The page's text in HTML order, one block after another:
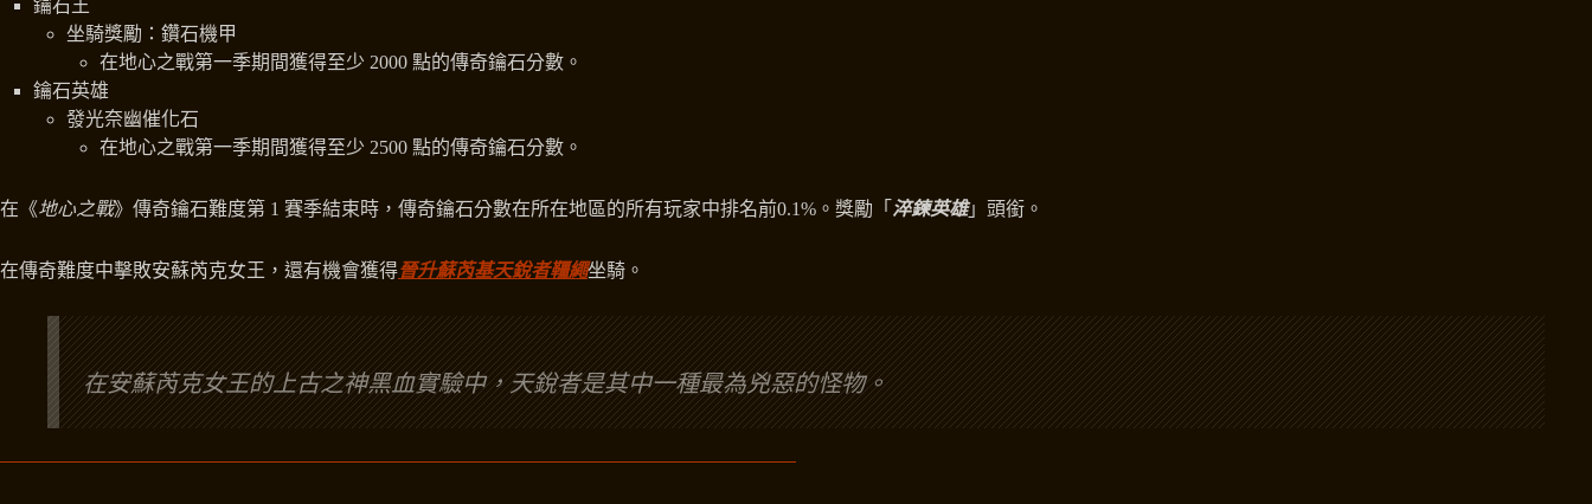
鑰石王
坐騎獎勵：鑽石機甲
在地心之戰第一季期間獲得至少 2000 點的傳奇鑰石分數。
鑰石英雄
發光奈幽催化石
在地心之戰第一季期間獲得至少 2500 點的傳奇鑰石分數。
在《地心之戰》傳奇鑰石難度第 1 賽季結束時，傳奇鑰石分數在所在地區的所有玩家中排名前0.1%。獎勵「 淬鍊英雄」頭銜。
在傳奇難度中擊敗安蘇芮克女王，還有機會獲得晉升蘇芮基天銳者韁繩坐騎。
在安蘇芮克女王的上古之神黑血實驗中，天銳者是其中一種最為兇惡的怪物。